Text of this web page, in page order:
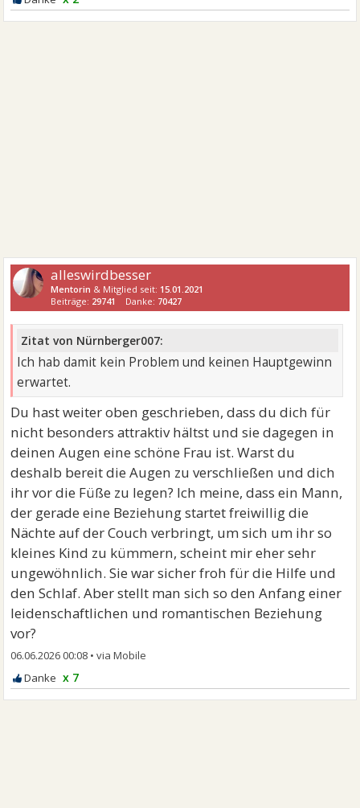
alleswirdbesser
Mentorin & Mitglied seit: 15.01.2021
Beiträge: 29741 Danke: 70427
Zitat von Nürnberger007:
Ich hab damit kein Problem und keinen Hauptgewinn
erwartet.
Du hast weiter oben geschrieben, dass du dich für
nicht besonders attraktiv hältst und sie dagegen in
deinen Augen eine schöne Frau ist. Warst du
deshalb bereit die Augen zu verschließen und dich
ihr vor die Füße zu legen? Ich meine, dass ein Mann,
der gerade eine Beziehung startet freiwillig die
Nächte auf der Couch verbringt, um sich um ihr so
kleines Kind zu kümmern, scheint mir eher sehr
ungewöhnlich. Sie war sicher froh für die Hilfe und
den Schlaf. Aber stellt man sich so den Anfang einer
leidenschaftlichen und romantischen Beziehung
vor?
06.06.2026 00:08 •
x 7